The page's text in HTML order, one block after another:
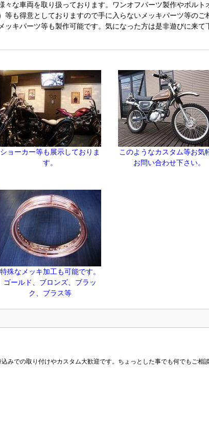
々な車両を取り扱っております。ワンオフパーツ製作やボル
等も得意としておりますので手に入らないメッキパーツ等の
ッキパーツ等も製作可能です。気になった方は是非遊びに来て
ショーカー等も展示しておりま
す。
このようなカスタム等お気
お問い合わせ下さい。
特殊なメッキ加工も可能です。
ゴールド、ブロンズ、ブラッ
ク、ブラス等
みでの取り付けやカスタム大歓迎です。ちょっとした事でも何でもご相談